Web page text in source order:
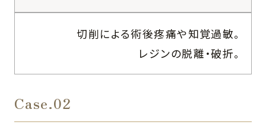
切削による術後疼痛や知覚過敏。
レジンの脱離・破折。
Case.02